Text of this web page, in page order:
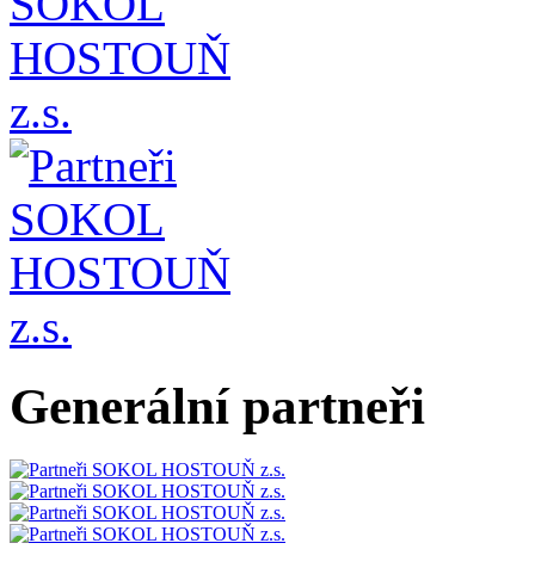
Generální partneři